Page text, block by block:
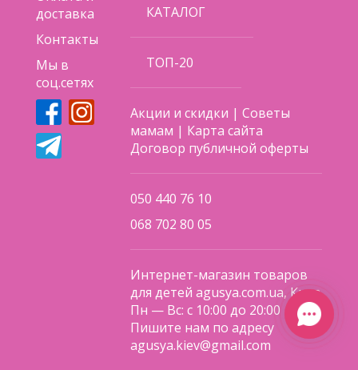
доставка
Контакты
Мы в
соц.сетях
КАТАЛОГ
ТОП-20
Акции и скидки |Советы
мамам | Карта сайта
Договор публичной оферты
050 440 76 10
068 702 80 05
Интернет-магазин товаров
для детей agusya.com.ua, Киев
Пн — Вс: с 10:00 до 20:00
Пишите нам по адресу
agusya.kiev@gmail.com